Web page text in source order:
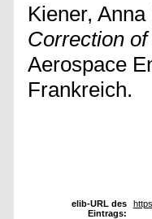
Kiener, Anna
Correction
Aerospace
Frankreich.
elib-URL des
Eintrags: